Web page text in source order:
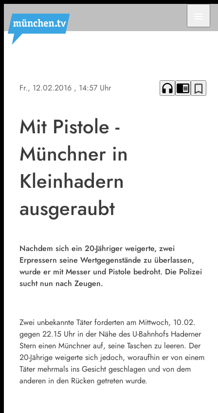
Fr., 12.02.2016 , 14:57 Uhr headphones chrome_reader_mode bookmark_border
Mit Pistole -
Münchner in
Kleinhadern
ausgeraubt
Nachdem sich ein 20-Jähriger weigerte, zwei
Erpressern seine Wertgegenstände zu überlassen,
wurde er mit Messer und Pistole bedroht. Die Polizei
sucht nun nach Zeugen.
Zwei unbekannte Täter forderten am Mittwoch, 10.02.
gegen 22.15 Uhr in der Nähe des U-Bahnhofs Haderner
Stern einen Münchner auf, seine Taschen zu leeren. Der
20-Jährige weigerte sich jedoch, woraufhin er von einem
Täter mehrmals ins Gesicht geschlagen und von dem
anderen in den Rücken getreten wurde.